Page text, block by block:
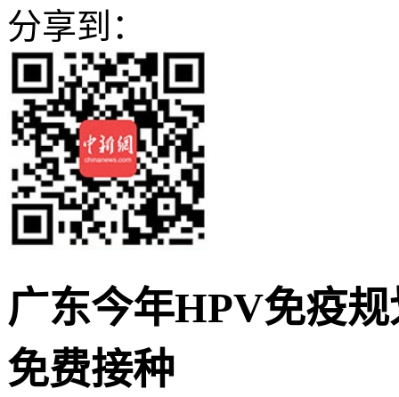
分享到：
广东今年HPV免疫
免费接种